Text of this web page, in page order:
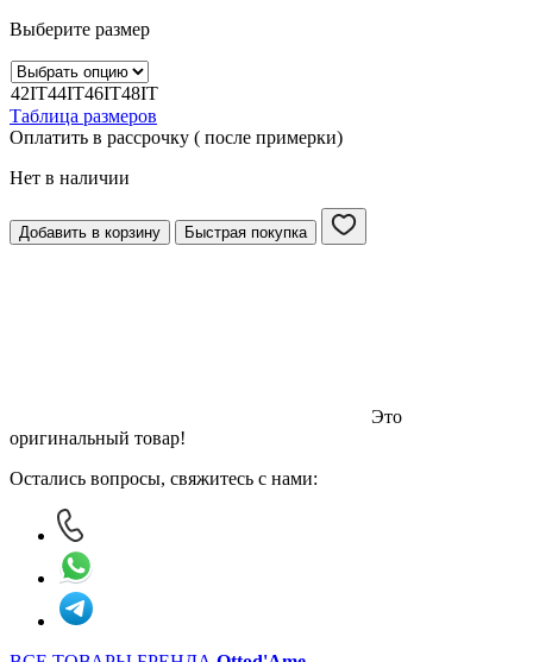
Выберите размер
42IT44IT46IT48IT
Таблица размеров
Оплатить в рассрочку ( после примерки)
Нет в наличии
Добавить в корзину Быстрая покупка
Это
оригинальный товар!
Остались вопросы, свяжитесь с нами: